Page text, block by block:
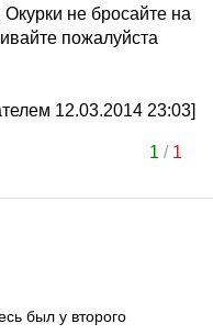
не бросайте на
пожалуйста
12.03.2014 23:03]
1 / 1
был у второго